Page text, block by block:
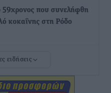
59χρονος που συνελήφθη
κοκαΐνης στη Ρόδο
για το ψηφοδέλτιο
ειδήσεις